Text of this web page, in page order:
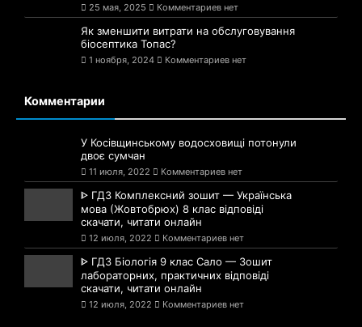
25 мая, 2025 Комментариев нет
Як зменшити витрати на обслуговування
біосептика Топас?
1 ноября, 2024 Комментариев нет
Комментарии
У Косівщинському водосховищі потонули
двоє сумчан
11 июля, 2022 Комментариев нет
ᐈ ГДЗ Комплексний зошит — Українська
мова (Жовтобрюх) 8 клас відповіді
скачати, читати онлайн
12 июля, 2022 Комментариев нет
ᐈ ГДЗ Біологія 9 клас Сало — Зошит
лабораторних, практичних відповіді
скачати, читати онлайн
12 июля, 2022 Комментариев нет